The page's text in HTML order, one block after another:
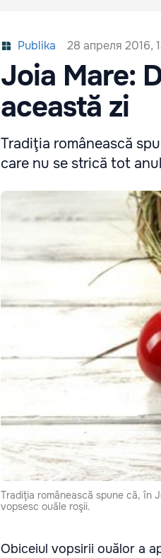
Publika 28 апреля 2016,
Joia Mare:
această zi
Tradiţia românească
care nu se strică tot
Tradiţia românească spune că, în
vopsesc ouăle roşii.
Obiceiul vopsirii ouălor a